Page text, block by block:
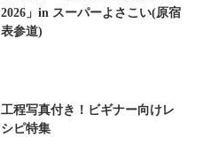
2026」in スーパーよさこい(原宿
表参道)
工程写真付き！ビギナー向けレ
シピ特集